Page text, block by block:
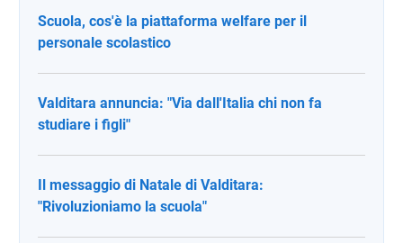
Scuola, cos'è la piattaforma welfare per il
personale scolastico
Valditara annuncia: "Via dall'Italia chi non fa
studiare i figli"
Il messaggio di Natale di Valditara:
"Rivoluzioniamo la scuola"